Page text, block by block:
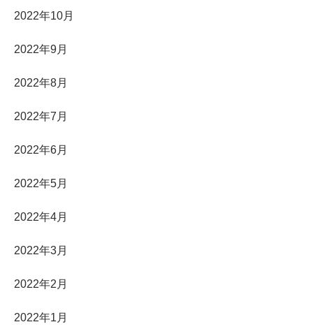
2022年10月
2022年9月
2022年8月
2022年7月
2022年6月
2022年5月
2022年4月
2022年3月
2022年2月
2022年1月